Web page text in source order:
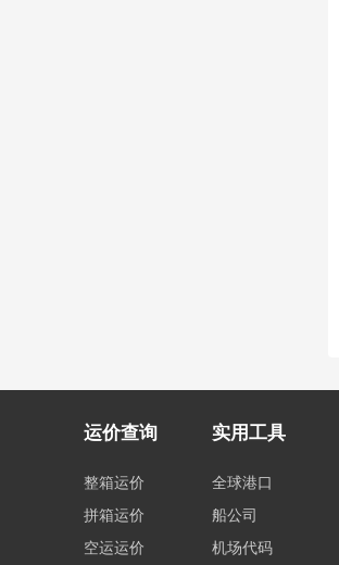
运价查询
整箱运价
拼箱运价
空运运价
实用工具
全球港口
船公司
机场代码